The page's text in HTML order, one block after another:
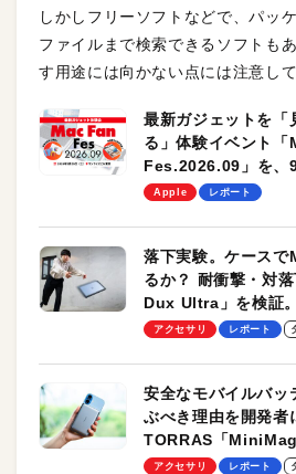
しかしフリーソフトなどで、パッ
ファイルまで検索できるソフトも
す用途には向かない点には注意して
最新ガジェットを「
る」体験イベント
Fes.2026.09」を、
します！
Apple レポート
落下実験。ケース
るか？ 耐衝撃・対
Dux Ultra」を検証
のモバイルユースに
アクセサリ レポート
安全なモバイルバッ
ぶべき理由を開発者
TORRAS「
ーも
アクセサリ レポート